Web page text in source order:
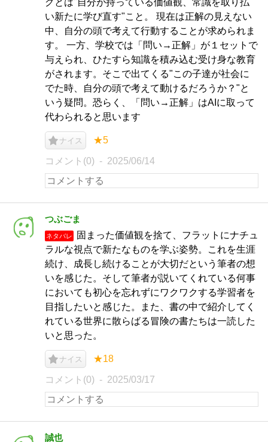
グとは"自分が持っている価値観、常識を取り払
い新たに学び直す"こと。 現在は正解の見えない
中、自分の頭で考えて行動することが求められま
す。 一方、学校では「問い→正解」が１セットで
与えられ、ひたすら知識を積み込む受け身な教育
がされます。そこで出てくる"この子達が社会に
でた時、自分の頭で考えて動けるだろうか？"と
いう疑問。恐らく、「問い→正解」はAIに取って
代わられると思います
ナイス ★5
コメント(0) 2025/06/14
つぶごま
ネタバレ
固まった価値観を捨て、フラットにナチュ
ラルな視点で新たなものを学ぶ姿勢。これを生涯
続け、成長し続けることが大切だという筆者の想
いを感じた。そして筆者が説いてくれている何事
においても初心を忘れずにワクワクする学習者を
目指したいと感じた。また、書の中で紹介してく
れている世界に散らばる冒険の書たちは一読した
いと思った。
ナイス ★18
コメント(0) 2025/03/17
誠也